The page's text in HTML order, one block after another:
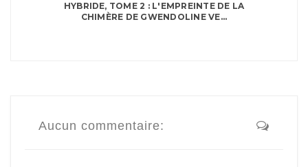
HYBRIDE, TOME 2 : L'EMPREINTE DE LA
CHIMÈRE DE GWENDOLINE VE...
Aucun commentaire: